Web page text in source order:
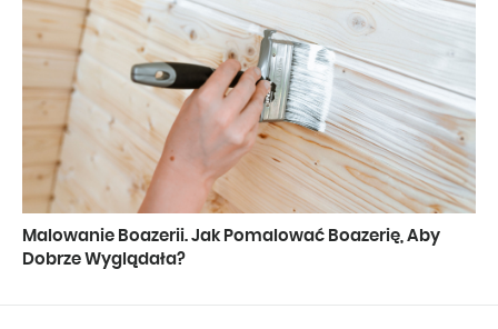
Malowanie Boazerii. Jak Pomalować Boazerię, Aby
Dobrze Wyglądała?